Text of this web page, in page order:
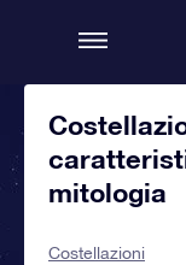
mitologia
Costellazioni